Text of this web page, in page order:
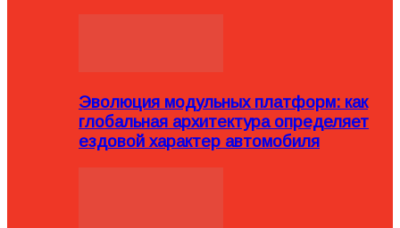
Эволюция модульных платформ: как
глобальная архитектура определяет
ездовой характер автомобиля